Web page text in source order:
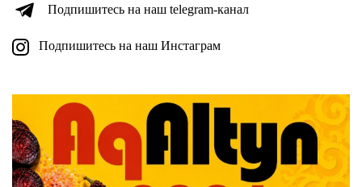
Подпишитесь на наш telegram-канал
Подпишитесь на наш Инстаграм